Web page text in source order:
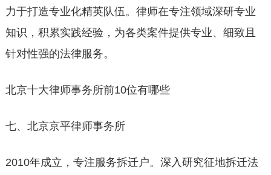
力于打造专业化精英队伍。律师在专注领域深研专业
知识，积累实践经验，为各类案件提供专业、细致且
针对性强的法律服务。
北京十大律师事务所前10位有哪些
七、北京京平律师事务所
2010年成立，专注服务拆迁户。深入研究征地拆迁法